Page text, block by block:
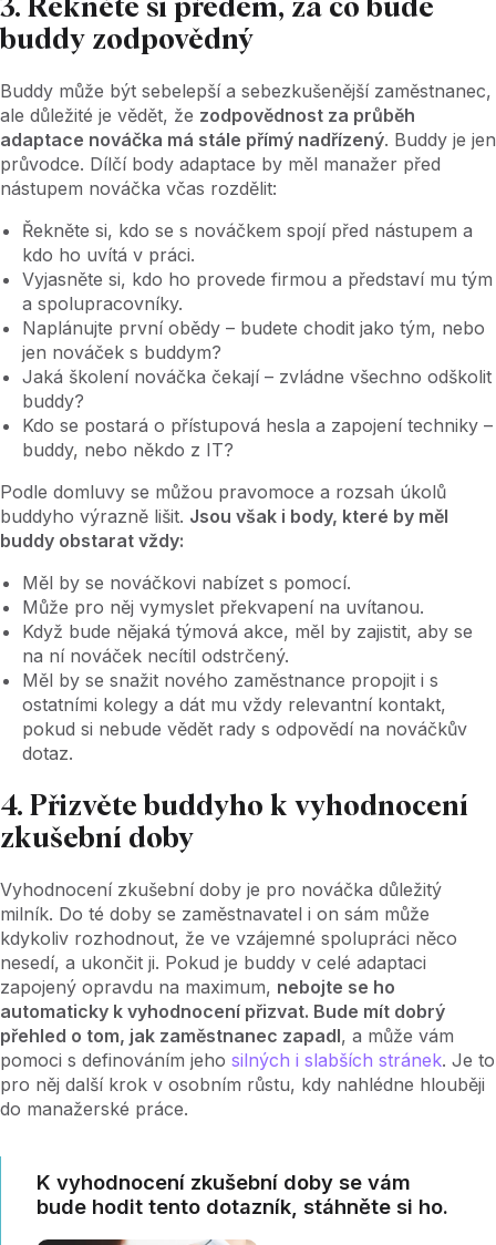
3. Řekněte si předem, za co bude
buddy zodpovědný
Buddy může být sebelepší a sebezkušenější zaměstnanec,
ale důležité je vědět, že zodpovědnost za průběh
adaptace nováčka má stále přímý nadřízený. Buddy je jen
průvodce. Dílčí body adaptace by měl manažer před
nástupem nováčka včas rozdělit:
Řekněte si, kdo se s nováčkem spojí před nástupem a
kdo ho uvítá v práci.
Vyjasněte si, kdo ho provede firmou a představí mu tým
a spolupracovníky.
Naplánujte první obědy – budete chodit jako tým, nebo
jen nováček s buddym?
Jaká školení nováčka čekají – zvládne všechno odškolit
buddy?
Kdo se postará o přístupová hesla a zapojení techniky –
buddy, nebo někdo z IT?
Podle domluvy se můžou pravomoce a rozsah úkolů
buddyho výrazně lišit. Jsou však i body, které by měl
buddy obstarat vždy:
Měl by se nováčkovi nabízet s pomocí.
Může pro něj vymyslet překvapení na uvítanou.
Když bude nějaká týmová akce, měl by zajistit, aby se
na ní nováček necítil odstrčený.
Měl by se snažit nového zaměstnance propojit i s
ostatními kolegy a dát mu vždy relevantní kontakt,
pokud si nebude vědět rady s odpovědí na nováčkův
dotaz.
4. Přizvěte buddyho k vyhodnocení
zkušební doby
Vyhodnocení zkušební doby je pro nováčka důležitý
milník. Do té doby se zaměstnavatel i on sám může
kdykoliv rozhodnout, že ve vzájemné spolupráci něco
nesedí, a ukončit ji. Pokud je buddy v celé adaptaci
zapojený opravdu na maximum, nebojte se ho
automaticky k vyhodnocení přizvat. Bude mít dobrý
přehled o tom, jak zaměstnanec zapadl, a může vám
pomoci s definováním jeho silných i slabších stránek. Je to
pro něj další krok v osobním růstu, kdy nahlédne hlouběji
do manažerské práce.
K vyhodnocení zkušební doby se vám
bude hodit tento dotazník, stáhněte si ho.